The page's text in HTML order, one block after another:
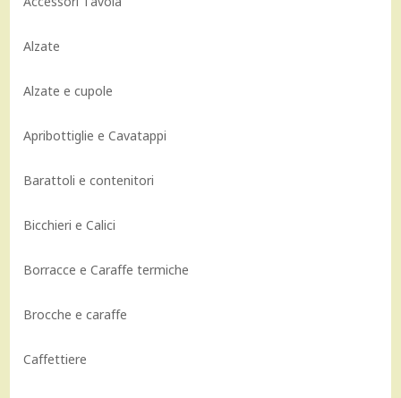
Alzate
Alzate e cupole
Apribottiglie e Cavatappi
Barattoli e contenitori
Bicchieri e Calici
Borracce e Caraffe termiche
Brocche e caraffe
Caffettiere